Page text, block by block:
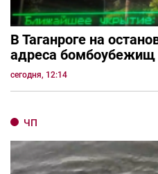
В Таганроге на
адреса бомбоубежищ
сегодня, 12:14
ЧП